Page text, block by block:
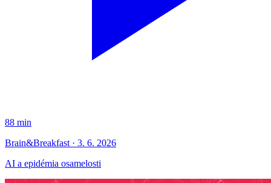
88 min
Brain&Breakfast · 3. 6. 2026
AI a epidémia osamelosti